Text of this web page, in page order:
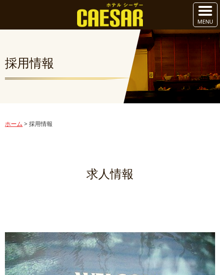
採用情報
ホーム >採用情報
求人情報